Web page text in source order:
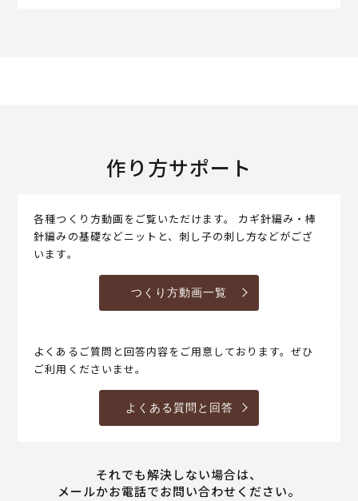
作り方サポート
各種つくり方動画をご覧いただけます。 カギ針編み・棒
針編みの基礎などニットと、刺し子の刺し方などがござ
います。
つくり方動画一覧
よくあるご質問と回答内容をご用意しております。ぜひ
ご利用くださいませ。
よくある質問と回答
それでも解決しない場合は、
メールかお電話でお問い合わせください。